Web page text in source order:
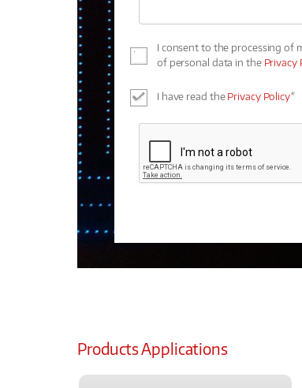
I consent to the processing of
of personal data in the Privacy
I have read thePrivacy Policy*
Products Applications